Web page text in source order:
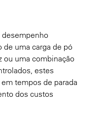
desempenho
uma carga de pó
ou uma combinação
estes
tempos de parada
dos custos